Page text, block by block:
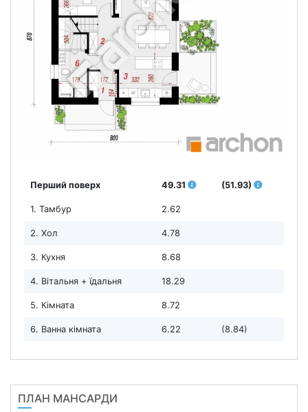
Перший поверх 49.31 (51.93)
1. Тамбур 2.62
2. Хол 4.78
3. Кухня 8.68
4. Вітальня + їдальня 18.29
5. Кімната 8.72
6. Ванна кімната 6.22 (8.84)
ПЛАН МАНСАРДИ